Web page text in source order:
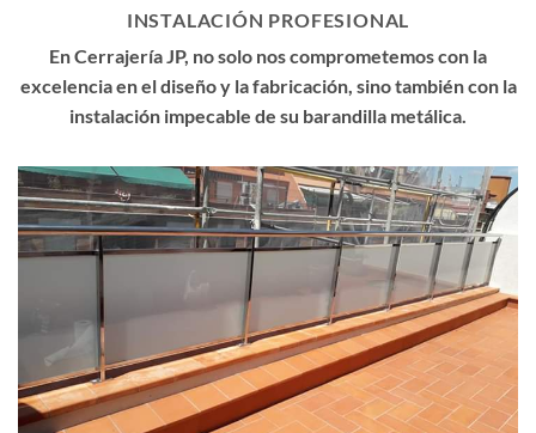
INSTALACIÓN PROFESIONAL
En Cerrajería JP, no solo nos comprometemos con la
excelencia en el diseño y la fabricación, sino también con la
instalación impecable de su barandilla metálica.